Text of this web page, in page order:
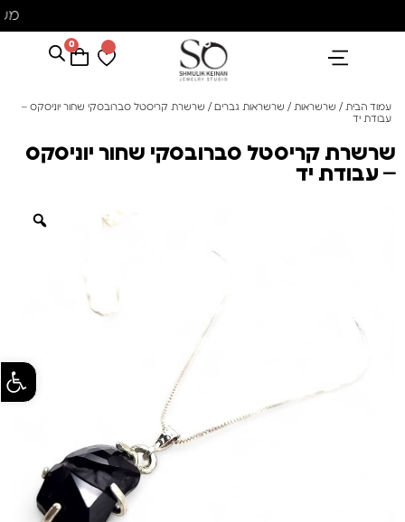
0
עמוד הבית / שרשראות / שרשראות גברים / שרשרת קריסטל סברובסקי שחור יוניסקס –
עבודת יד
שרשרת קריסטל סברובסקי שחור יוניסקס
– עבודת יד
פתח